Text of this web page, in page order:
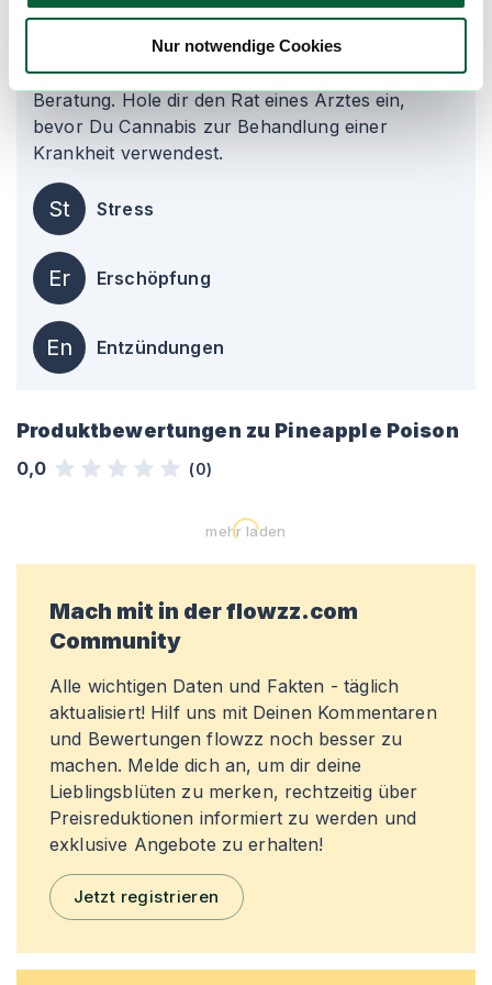
Nur notwendige Cookies
Die Informationen auf dieser Seite beruhen auf
Angaben und Erfahrungen unserer Nutzer und
sind kein Ersatz für professionelle medizinische
Beratung. Hole dir den Rat eines Arztes ein,
bevor Du Cannabis zur Behandlung einer
Krankheit verwendest.
St Stress
Er Erschöpfung
En Entzündungen
Produktbewertungen zu Pineapple Poison
0,0 (0)
mehr laden
Mach mit in der flowzz.com
Community
Alle wichtigen Daten und Fakten - täglich
aktualisiert! Hilf uns mit Deinen Kommentaren
und Bewertungen flowzz noch besser zu
machen. Melde dich an, um dir deine
Lieblingsblüten zu merken, rechtzeitig über
Preisreduktionen informiert zu werden und
exklusive Angebote zu erhalten!
Jetzt registrieren